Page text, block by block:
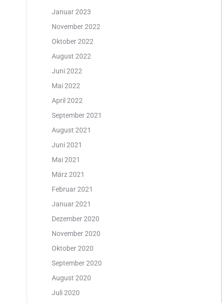
Januar 2023
November 2022
Oktober 2022
August 2022
Juni 2022
Mai 2022
April 2022
September 2021
August 2021
Juni 2021
Mai 2021
März 2021
Februar 2021
Januar 2021
Dezember 2020
November 2020
Oktober 2020
September 2020
August 2020
Juli 2020